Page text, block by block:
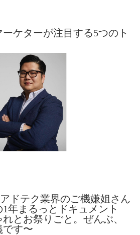
ケターが注目する5つのト
アドテク業界のご機嫌姐さん
年まるっとドキュメント
とお祭りごと。ぜんぶ、
です〜